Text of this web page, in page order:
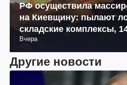
РФ осуществила
на Киевщину: пылают
складские комплексы,
раненых (фото, видео)
Вчера
Другие новости